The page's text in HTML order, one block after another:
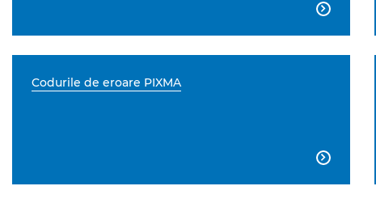

Codurile de eroare PIXMA
